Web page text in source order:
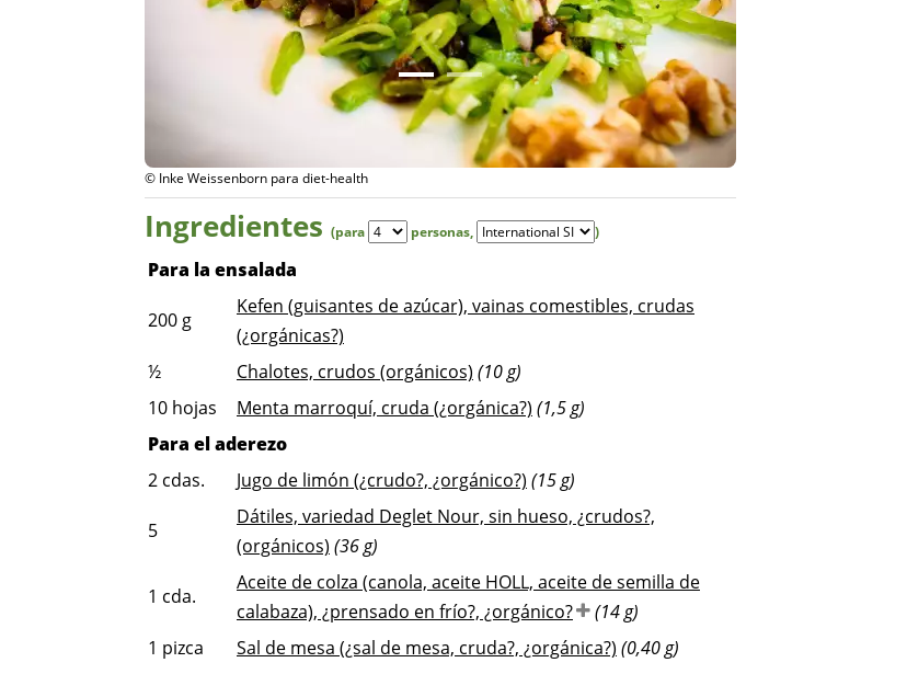
© Inke Weissenborn para diet-health
Ingredientes (para personas, )
Para la ensalada
200 g
Kefen (guisantes de azúcar), vainas comestibles, crudas
(¿orgánicas?)
½
Chalotes, crudos (orgánicos) (10 g)
10 hojas Menta marroquí, cruda (¿orgánica?) (1,5 g)
Para el aderezo
2 cdas. Jugo de limón (¿crudo?, ¿orgánico?) (15 g)
5
Dátiles, variedad Deglet Nour, sin hueso, ¿crudos?,
(orgánicos) (36 g)
1 cda.
Aceite de colza (canola, aceite HOLL, aceite de semilla de
calabaza), ¿prensado en frío?, ¿orgánico?
(14 g)
1 pizca Sal de mesa (¿sal de mesa, cruda?, ¿orgánica?) (0,40 g)